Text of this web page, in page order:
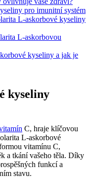
pro imunitní systém
L-askorbové kyseliny
L-askorbovou
kyseliny a jak je
kyseliny
C, hraje klíčovou
L-askorbové
vitamínu C,
a tkání vašeho těla. Díky
funkcí a
stavu.